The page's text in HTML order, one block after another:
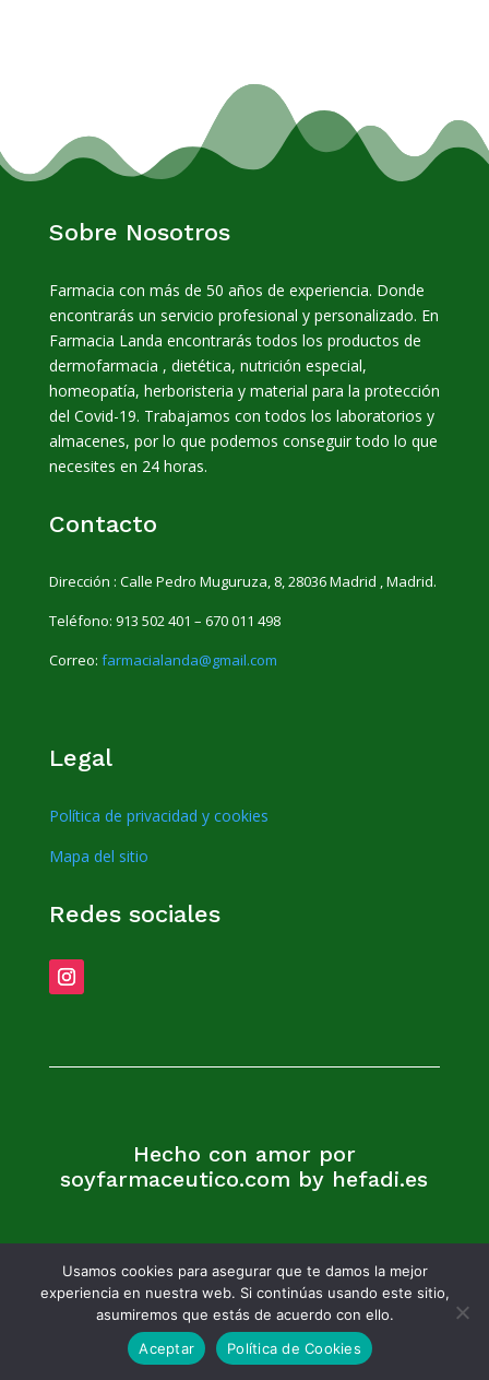
Sobre Nosotros
Farmacia con más de 50 años de experiencia. Donde
encontrarás un servicio profesional y personalizado. En
Farmacia Landa encontrarás todos los productos de
dermofarmacia , dietética, nutrición especial,
homeopatía, herboristeria y material para la protección
del Covid-19. Trabajamos con todos los laboratorios y
almacenes, por lo que podemos conseguir todo lo que
necesites en 24 horas.
Contacto
Dirección : Calle Pedro Muguruza, 8, 28036 Madrid , Madrid.
Teléfono: 913 502 401 – 670 011 498
Correo: farmacialanda@gmail.com
Legal
Política de privacidad y cookies
Mapa del sitio
Redes sociales
Hecho con amor por
soyfarmaceutico.com by hefadi.es
Usamos cookies para asegurar que te damos la mejor
experiencia en nuestra web. Si continúas usando este sitio,
asumiremos que estás de acuerdo con ello.
Aceptar
Política de Cookies